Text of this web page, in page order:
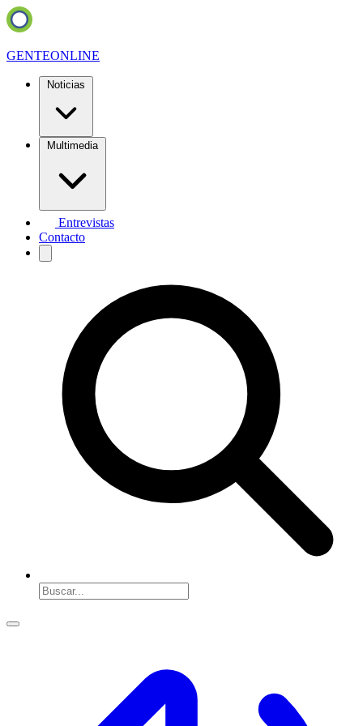
GENTEONLINE
Noticias
Multimedia
Entrevistas
Contacto